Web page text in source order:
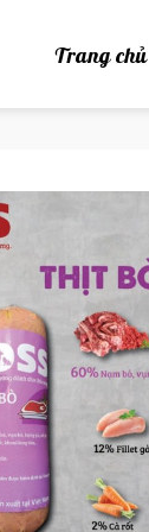
Trang chủ